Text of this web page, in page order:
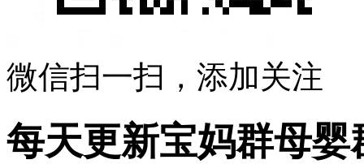
微信扫一扫，添加关注
每天更新宝妈群母